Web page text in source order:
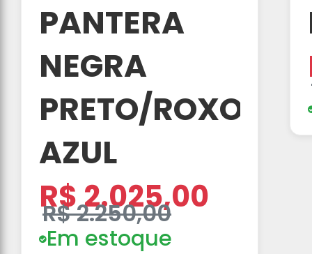
PANTERA
NEGRA
PRETO/ROXO/
AZUL
R$ 2.025,00
R$ 2.250,00
Em estoque